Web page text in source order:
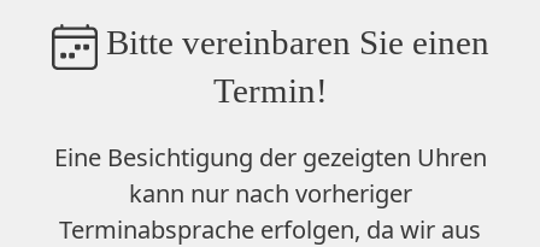
Bitte vereinbaren Sie einen
Termin!
Eine Besichtigung der gezeigten Uhren
kann nur nach vorheriger
Terminabsprache erfolgen, da wir aus